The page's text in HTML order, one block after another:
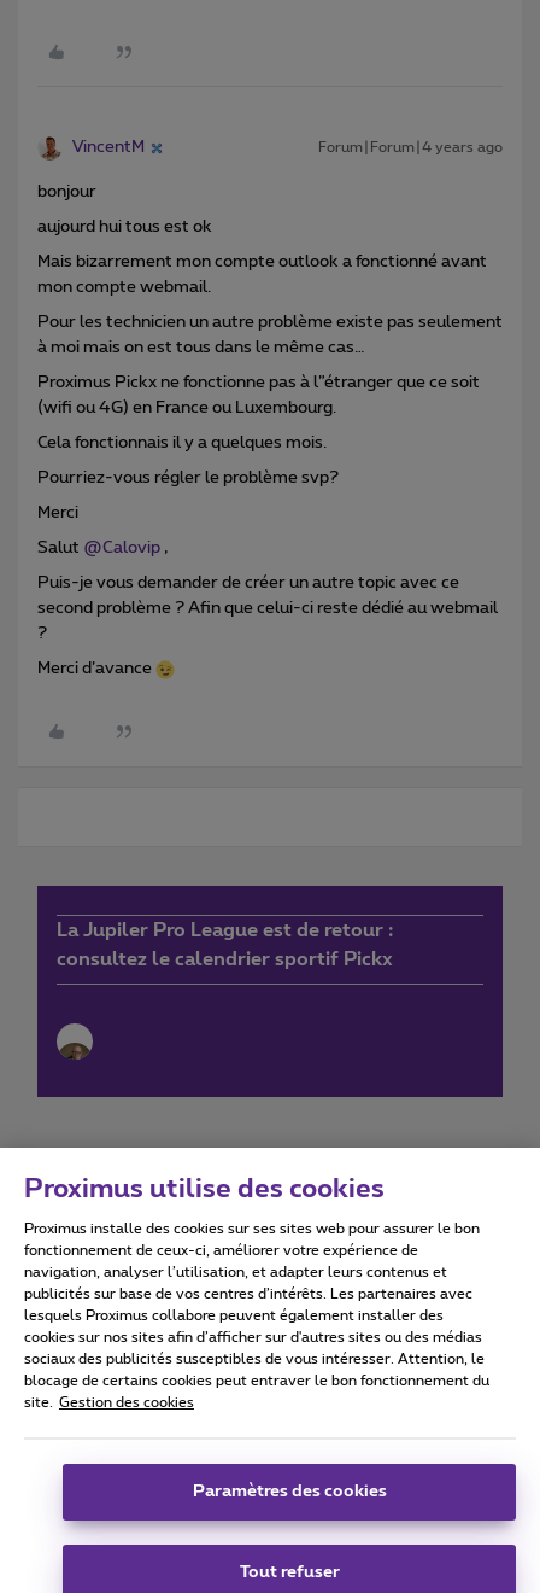
VincentM Forum|Forum|4 years ago
bonjour
aujourd hui tous est ok
Mais bizarrement mon compte outlook a fonctionné avant
mon compte webmail.
Pour les technicien un autre problème existe pas seulement
à moi mais on est tous dans le même cas…
Proximus Pickx ne fonctionne pas à l”étranger que ce soit
(wifi ou 4G) en France ou Luxembourg.
Cela fonctionnais il y a quelques mois.
Pourriez-vous régler le problème svp?
Merci
Salut @Calovip ,
Puis-je vous demander de créer un autre topic avec ce
second problème ? Afin que celui-ci reste dédié au webmail
?
Merci d’avance
La Jupiler Pro League est de retour :
consultez le calendrier sportif Pickx
Conditions d'utilisation Accessibility statement
Tous droits réservés. © 2026 Proximus
Conditions générales, info consommateur
Coordonnées de l’entreprise
Boulevard du Roi Albert II 27 - B-1030 Bruxelles.
Proximus utilise des cookies
Proximus installe des cookies sur ses sites web pour assurer le bon
fonctionnement de ceux-ci, améliorer votre expérience de
navigation, analyser l’utilisation, et adapter leurs contenus et
publicités sur base de vos centres d’intérêts. Les partenaires avec
lesquels Proximus collabore peuvent également installer des
cookies sur nos sites afin d’afficher sur d'autres sites ou des médias
sociaux des publicités susceptibles de vous intéresser. Attention, le
blocage de certains cookies peut entraver le bon fonctionnement du
site.
Gestion des cookies
Paramètres des cookies
Tout refuser